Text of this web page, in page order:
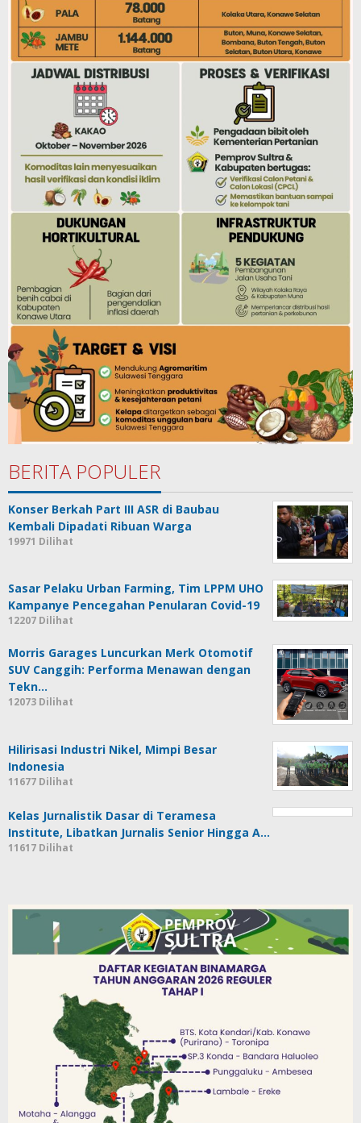
BERITA POPULER
Konser Berkah Part III ASR di Baubau
Kembali Dipadati Ribuan Warga
19971 Dilihat
Sasar Pelaku Urban Farming, Tim LPPM UHO
Kampanye Pencegahan Penularan Covid-19
12207 Dilihat
Morris Garages Luncurkan Merk Otomotif
SUV Canggih: Performa Menawan dengan
Tekn…
12073 Dilihat
Hilirisasi Industri Nikel, Mimpi Besar
Indonesia
11677 Dilihat
Kelas Jurnalistik Dasar di Teramesa
Institute, Libatkan Jurnalis Senior Hingga A…
11617 Dilihat